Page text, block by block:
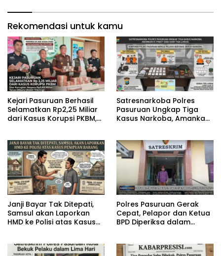
Rekomendasi untuk kamu
Kejari Pasuruan Berhasil
Selamatkan Rp2,25 Miliar
dari Kasus Korupsi PKBM,
‎Satresnarkoba Polres
Pasuruan Ungkap Tiga
Kasus Narkoba, Amankan
‎Janji Bayar Tak Ditepati,
Samsul akan Laporkan
HMD ke Polisi atas Kasus
‎Polres Pasuruan Gerak
Cepat, Pelapor dan Ketua
BPD Diperiksa dalam
Desa Randupitu ‎